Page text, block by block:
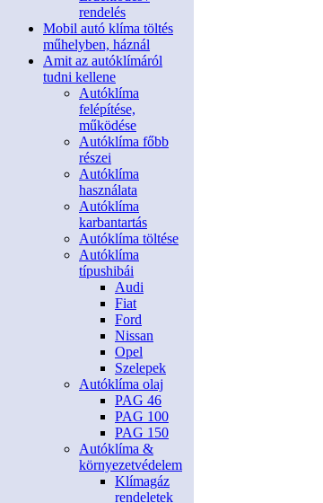
rendelés
Mobil autó klíma töltés
műhelyben, háznál
Amit az autóklímáról
tudni kellene
Autóklíma
felépítése,
működése
Autóklíma főbb
részei
Autóklíma
használata
Autóklíma
karbantartás
Autóklíma töltése
Autóklíma
típushibái
Audi
Fiat
Ford
Nissan
Opel
Szelepek
Autóklíma olaj
PAG 46
PAG 100
PAG 150
Autóklíma &
környezetvédelem
Klímagáz
rendeletek